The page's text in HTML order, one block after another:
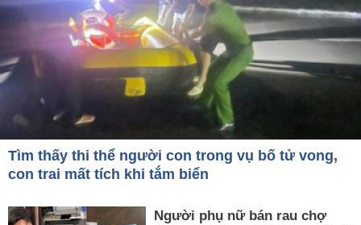
Tìm thấy thi thể người con trong vụ bố tử vong,
con trai mất tích khi tắm biển
Người phụ nữ bán rau chợ